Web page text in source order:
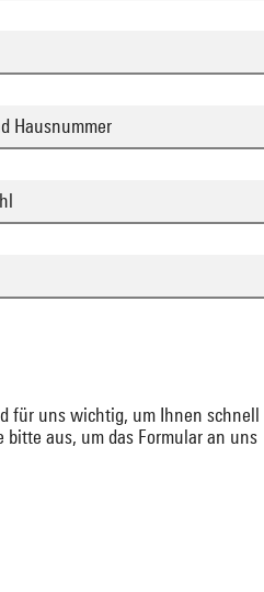
Hausnummer
für uns wichtig, um Ihnen schnell
aus, um das Formular an uns